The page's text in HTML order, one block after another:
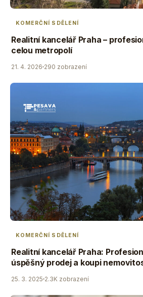
KOMERČNÍ SDĚLENÍ
Realitní kancelář Praha –
celou metropolí
21. 4. 2026 290 zobrazení
KOMERČNÍ SDĚLENÍ
Realitní kancelář Praha:
úspěšný prodej a koupi
25. 3. 2025 2.3K zobrazení